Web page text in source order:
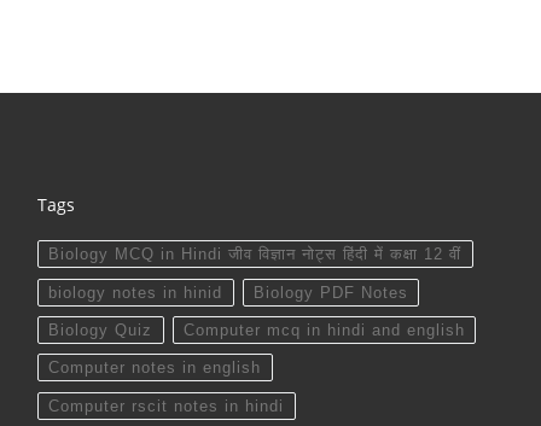
Tags
Biology MCQ in Hindi जीव विज्ञान नोट्स हिंदी में कक्षा 12 वीं
biology notes in hinid Biology PDF Notes
Biology Quiz Computer mcq in hindi and english
Computer notes in english
Computer rscit notes in hindi